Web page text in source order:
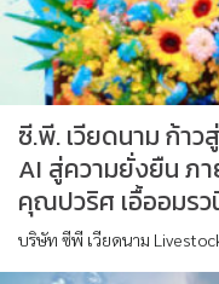
ซี.พี. เวียดนาม ก้า
AI สู่ความยั่งยืน ภ
คุณปวริศ เอื้ออมรว
บริษัท ซีพี เวียดนาม